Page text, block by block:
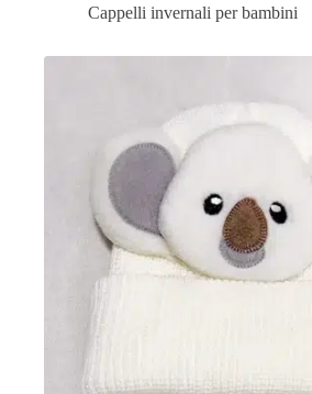
Cappelli invernali per bambini